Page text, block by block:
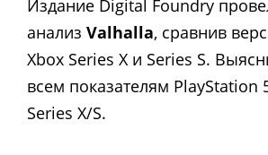
Издание Digital Foundry
анализ Valhalla, сравнив
Xbox Series X и Series S.
всем показателям PlayStation
Series X/S.